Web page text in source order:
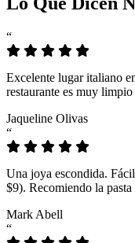
“
Excelente lugar italiano
restaurante es muy
Jaqueline Olivas
“
Una joya escondida.
$9). Recomiendo la
Mark Abell
“